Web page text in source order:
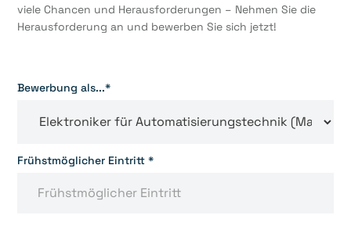
viele Chancen und Herausforderungen – Nehmen Sie die
Herausforderung an und bewerben Sie sich jetzt!
Bewerbung als...*
Frühstmöglicher Eintritt *